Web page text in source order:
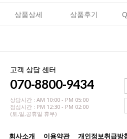
상품상세 상품후기
고객 상담 센터
070-8800-9434
상담시간 : AM 10:00 - PM 05:00
점심시간 : PM 12:30 - PM 02:00
(토,일,공휴일 휴무)
회사소개 이용약관 개인정보취급방